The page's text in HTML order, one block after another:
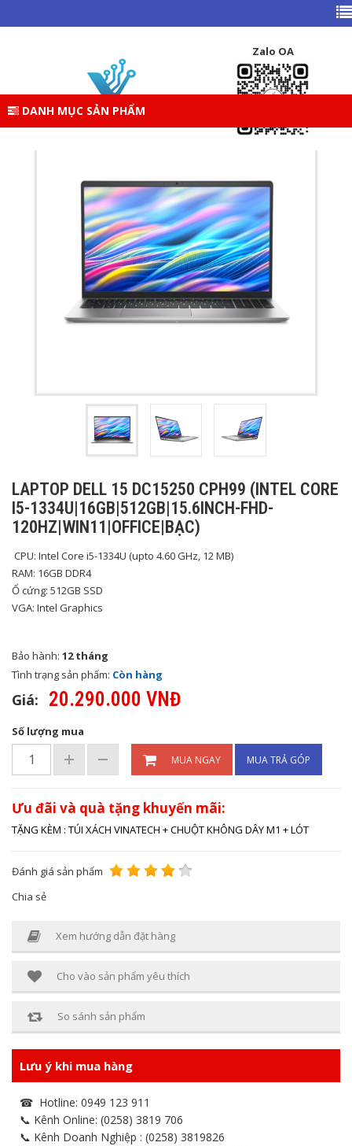
Zalo OA
DANH MỤC SẢN PHẨM
TRANG CHỦ DANH MỤC SẢN PHẨM
LAPTOP
LAPTOP DELL 15 DC15250 CPH99 (INTEL CORE I5-
1334U|16GB|512GB|15.6INCH-FHD-
120HZ|WIN11|OFFICE|BẠC)
LAPTOP DELL 15 DC15250 CPH99 (INTEL CORE
I5-1334U|16GB|512GB|15.6INCH-FHD-
120HZ|WIN11|OFFICE|BẠC)
CPU: Intel Core i5-1334U (upto 4.60 GHz, 12 MB)
RAM: 16GB DDR4
Ổ cứng: 512GB SSD
VGA: Intel Graphics
Bảo hành: 12 tháng
Tình trạng sản phẩm: Còn hàng
Giá: 20.290.000 VNĐ
Số lượng mua
MUA NGAY MUA TRẢ GÓP
Ưu đãi và quà tặng khuyến mãi:
TẶNG KÈM : TÚI XÁCH VINATECH + CHUỘT KHÔNG DÂY M1 + LÓT
Đánh giá sản phẩm
Chia sẻ
Xem hướng dẫn đặt hàng
Cho vào sản phẩm yêu thích
So sánh sản phẩm
Lưu ý khi mua hàng
☎ Hotline: 0949 123 911
📞 Kênh Online: (0258) 3819 706
📞 Kênh Doanh Nghiệp : (0258) 3819826